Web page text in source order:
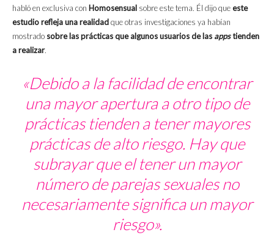
habló en exclusiva con Homosensual sobre este tema. Él dijo queeste
estudio refleja una realidadque otras investigaciones ya habían
mostrado sobre las prácticas que algunos usuarios de las appstienden
a realizar.
«Debido a la facilidad de encontrar
una mayor apertura a otro tipo de
prácticas tienden a tener mayores
prácticas de alto riesgo. Hay que
subrayar que el tener un mayor
número de parejas sexuales no
necesariamente significa un mayor
riesgo».